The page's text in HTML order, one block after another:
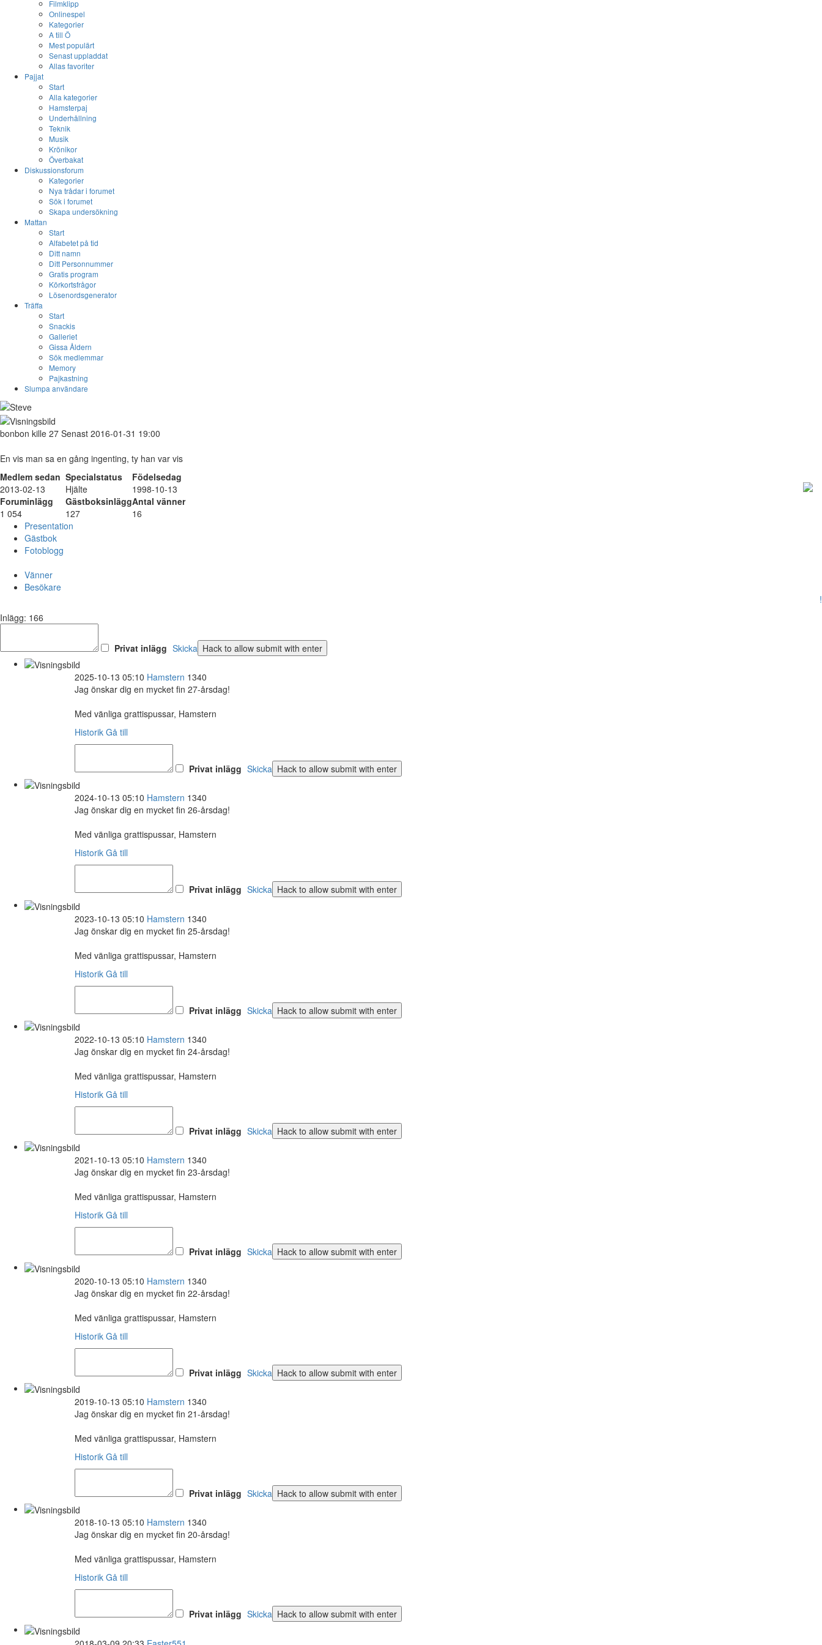
Filmklipp
Onlinespel
Kategorier
A till Ö
Mest populärt
Senast uppladdat
Allas favoriter
Pajjat
Start
Alla kategorier
Hamsterpaj
Underhållning
Teknik
Musik
Krönikor
Överbakat
Diskussionsforum
Kategorier
Nya trådar i forumet
Sök i forumet
Skapa undersökning
Mattan
Start
Alfabetet på tid
Ditt namn
Ditt Personnummer
Gratis program
Körkortsfrågor
Lösenordsgenerator
Träffa
Start
Snackis
Galleriet
Gissa Åldern
Sök medlemmar
Memory
Pajkastning
Slumpa användare
bonbon kille 27 Senast 2016-01-31 19:00
En vis man sa en gång ingenting, ty han var vis
Medlem sedan Specialstatus
Födelsedag
2013-02-13
Hjälte
1998-10-13
Foruminlägg
GästboksinläggAntal vänner
1 054
127
16
Presentation
Gästbok
Fotoblogg
Vänner
Besökare
!
Inlägg: 166
Privat inlägg Skicka
2025-10-13 05:10 Hamstern 1340
Jag önskar dig en mycket fin 27-årsdag!
Med vänliga grattispussar, Hamstern
Historik Gå till
Privat inlägg Skicka
2024-10-13 05:10 Hamstern 1340
Jag önskar dig en mycket fin 26-årsdag!
Med vänliga grattispussar, Hamstern
Historik Gå till
Privat inlägg Skicka
2023-10-13 05:10 Hamstern 1340
Jag önskar dig en mycket fin 25-årsdag!
Med vänliga grattispussar, Hamstern
Historik Gå till
Privat inlägg Skicka
2022-10-13 05:10 Hamstern 1340
Jag önskar dig en mycket fin 24-årsdag!
Med vänliga grattispussar, Hamstern
Historik Gå till
Privat inlägg Skicka
2021-10-13 05:10 Hamstern 1340
Jag önskar dig en mycket fin 23-årsdag!
Med vänliga grattispussar, Hamstern
Historik Gå till
Privat inlägg Skicka
2020-10-13 05:10 Hamstern 1340
Jag önskar dig en mycket fin 22-årsdag!
Med vänliga grattispussar, Hamstern
Historik Gå till
Privat inlägg Skicka
2019-10-13 05:10 Hamstern 1340
Jag önskar dig en mycket fin 21-årsdag!
Med vänliga grattispussar, Hamstern
Historik Gå till
Privat inlägg Skicka
2018-10-13 05:10 Hamstern 1340
Jag önskar dig en mycket fin 20-årsdag!
Med vänliga grattispussar, Hamstern
Historik Gå till
Privat inlägg Skicka